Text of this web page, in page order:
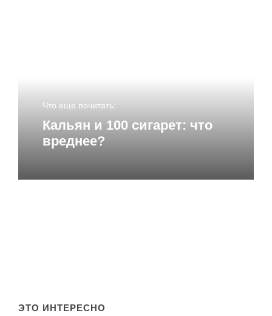
Что еще почитать:
Кальян и 100 сигарет: что
вреднее?
ЭТО ИНТЕРЕСНО